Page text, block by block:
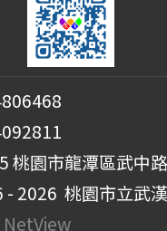
桃園市龍潭區武中
- 2026 桃園市立武
NetView